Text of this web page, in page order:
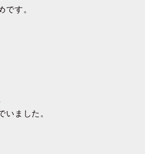
です。
いました。